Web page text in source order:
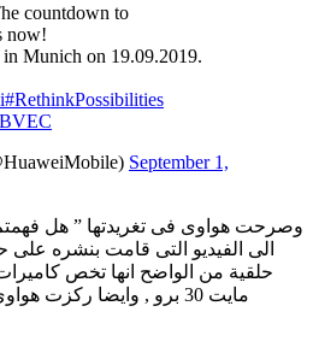
countdown to
now!
Munich on 19.09.2019.
#RethinkPossibilities
September 1,
وصرحت هواوى فى تغريدتها ” هل
الى الفيديو التى قامت بنشره
حلقية من الواضح انها تخص
مايت 30 برو , وايضا ركزت